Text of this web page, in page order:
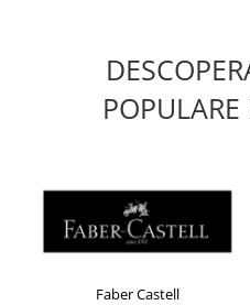
Faber Castell